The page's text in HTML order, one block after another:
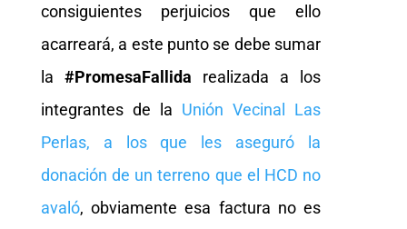
consiguientes perjuicios que ello
acarreará, a este punto se debe sumar
la #PromesaFallida realizada a los
integrantes de la Unión Vecinal Las
Perlas, a los que les aseguró la
donación de un terreno que el HCD no
avaló, obviamente esa factura no es